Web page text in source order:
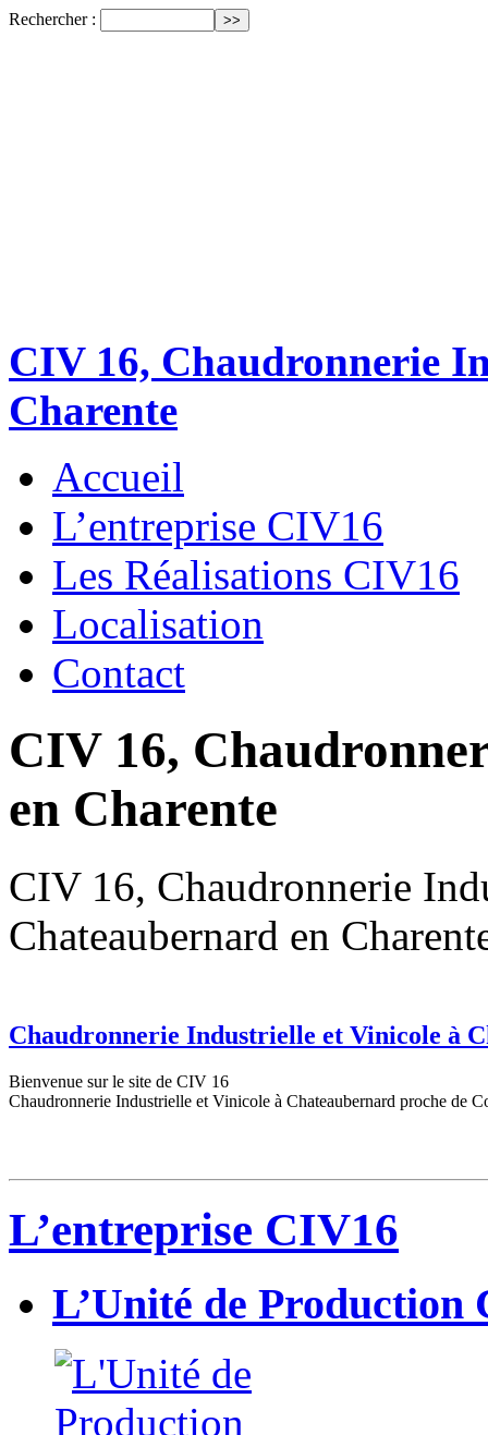
Rechercher :
CIV 16, Chaudronnerie
Charente
Accueil
L’entreprise CIV16
Les Réalisations CIV16
Localisation
Contact
CIV 16,
en Charente
CIV 16, Chaudronnerie
Chateaubernard en
Chaudronnerie Industrielle et Vinicole à
Bienvenue sur le site de CIV 16
Chaudronnerie Industrielle et Vinicole à Chateaubernard proche de
L’entreprise CIV16
L’Unité de Production